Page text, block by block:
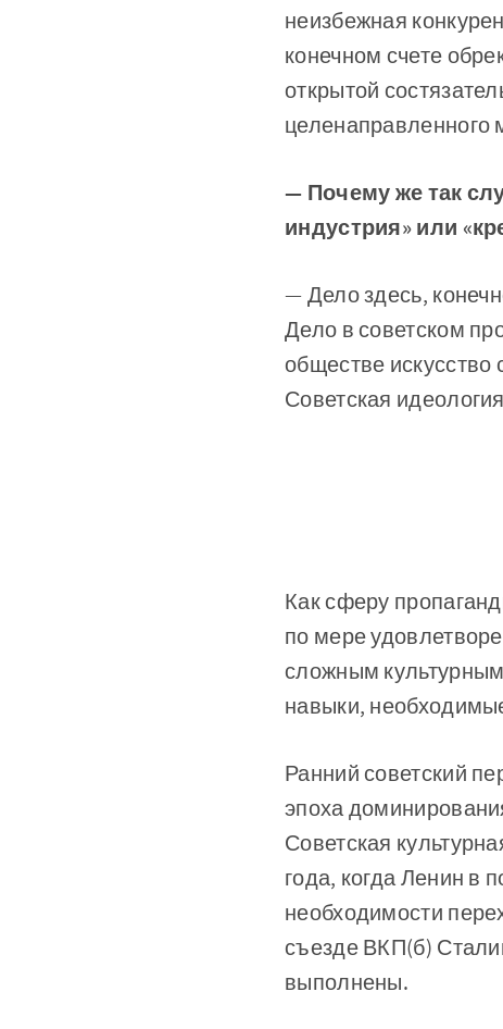
неизбежная
конечном счете
открытой
целенаправленного
— Почему же так
индустрия» или
— Дело здесь,
Дело в советском
обществе
Советская
Как сферу
по мере
сложным
навыки,
Ранний советский
эпоха
Советская
года, когда Ленин в
необходимости
съезде ВКП(б)
выполнены.